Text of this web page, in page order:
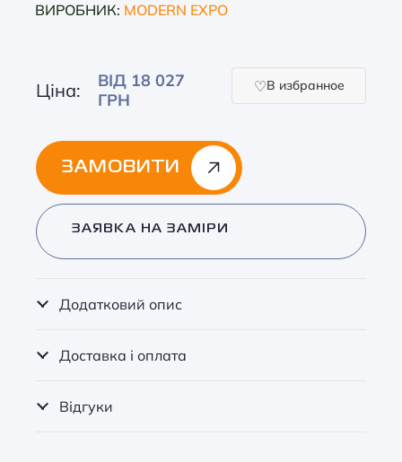
ВИРОБНИК: MODERN EXPO
Ціна:
ВІД 18 027
ГРН
В избранное
ЗАМОВИТИ
Alternative:
ЗАЯВКА НА ЗАМІРИ
Додатковий опис
Доставка і оплата
Відгуки